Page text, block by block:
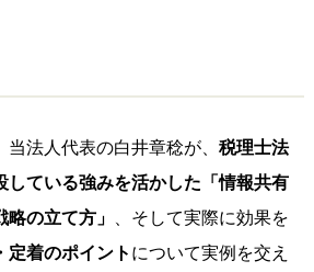
法人代表の白井章稔が、 税理士法
している強みを活かした「情報共有
の立て方」
、そして実際に効果を
定着のポイント について実例を交え